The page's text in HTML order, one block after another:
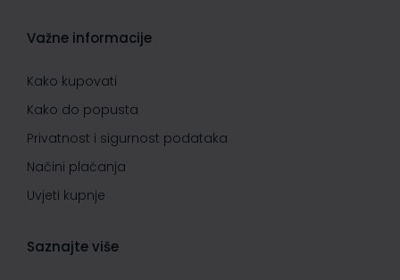
Važne informacije
Kako kupovati
Kako do popusta
Privatnost i sigurnost podataka
Načini plaćanja
Uvjeti kupnje
Saznajte više